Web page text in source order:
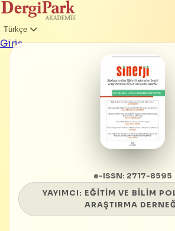
Türkçe
Giriş
e-ISSN: 2717-8595
YAYIMCI: EĞİTİM VE BİLİM
ARAŞTIRMA